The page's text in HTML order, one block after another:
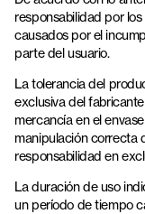
responsabilidad por
causados por el
parte del usuario.
La tolerancia del
exclusiva del
mercancía en el
manipulación correcta
responsabilidad en
La duración de uso
un período de tiempo